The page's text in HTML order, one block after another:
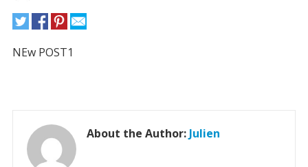
NEw POST1
About the Author: Julien